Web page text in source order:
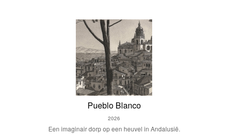
Pueblo Blanco
2026
Een imaginair dorp op een heuvel in Andalusië.